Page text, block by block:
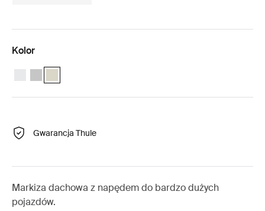
Kolor
Thule Omnistor 9200 Motorized (4.50x3.00) Biały
Thule Omnistor 9200 Motorized (4.50x3.00) Anodowany
Thule Omnistor 9200 Motorized (4.50x3.00) Krem
Gwarancja Thule
Markiza dachowa z napędem do bardzo dużych
pojazdów.